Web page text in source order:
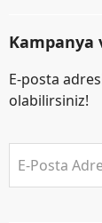
Kampanya
E-posta
olabilirsiniz!
E-Posta